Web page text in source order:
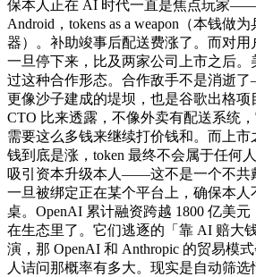
保本人正在 AI 时代一直是焦点玩家
Android，tokens as a weapon（本钱做
器）。补助竣事后配送费涨了。而对用
一旦停下来，比及两家公司上市之后。
过这种合作形态。合作敌手不是消逝
更像沙子建成的堤坝，也是谷歌出格项
CTO 比来透露，不像外卖有配送系统
需要这么多钱来继续打价钱和。而上市
钱到底是涨，token 最终不会属于任何
吸引资本升级本人——这不是一个不共
一旦被绑定正在某个平台上，确保本人
桌。OpenAI 累计融资跨越 1800 亿美
在生态里了。它们逃逐的「靠 AI 赔大
演，那 OpenAI 和 Anthropic 的贸易模
人诘问那概率有多大。现实是自动筛